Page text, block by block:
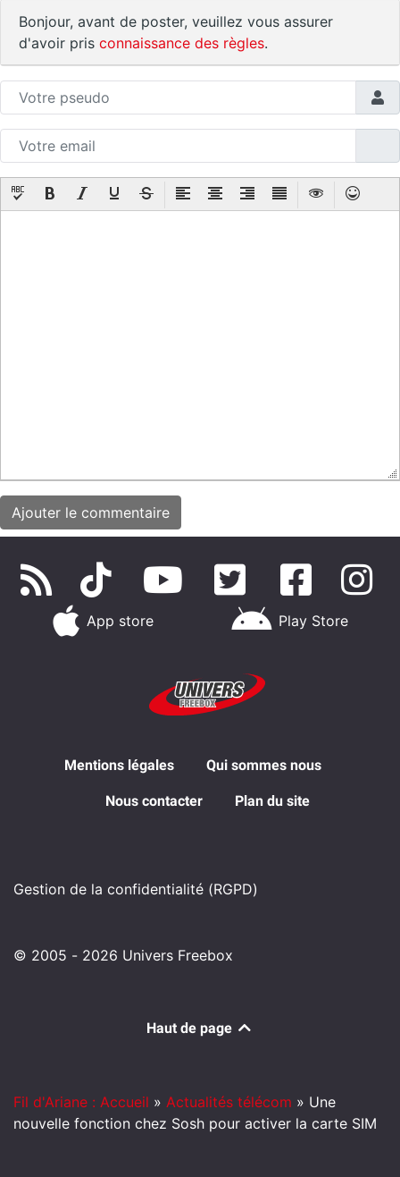
Bonjour, avant de poster, veuillez vous assurer
d'avoir pris connaissance des règles.
App store Play Store
Mentions légales Qui sommes nous
Nous contacter Plan du site
Gestion de la confidentialité (RGPD)
© 2005 - 2026 Univers Freebox
Haut de page
Fil d'Ariane : Accueil » Actualités télécom » Une
nouvelle fonction chez Sosh pour activer la carte SIM